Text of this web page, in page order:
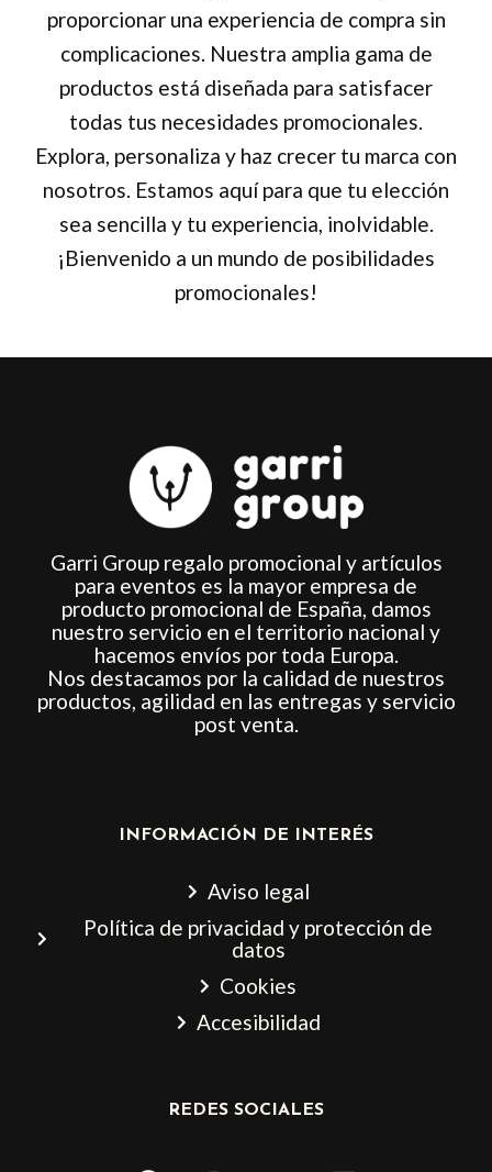
proporcionar una experiencia de compra sin
complicaciones. Nuestra amplia gama de
productos está diseñada para satisfacer
todas tus necesidades promocionales.
Explora, personaliza y haz crecer tu marca con
nosotros. Estamos aquí para que tu elección
sea sencilla y tu experiencia, inolvidable.
¡Bienvenido a un mundo de posibilidades
promocionales!
Garri Group regalo promocional y artículos
para eventos es la mayor empresa de
producto promocional de España, damos
nuestro servicio en el territorio nacional y
hacemos envíos por toda Europa.
Nos destacamos por la calidad de nuestros
productos, agilidad en las entregas y servicio
post venta.
INFORMACIÓN DE INTERÉS
Aviso legal
Política de privacidad y protección de
datos
Cookies
Accesibilidad
REDES SOCIALES